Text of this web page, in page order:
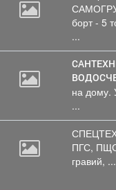
борт - 5
...
САНТЕХНИКА - ПОВЕРКА
на дому.
...
ПГС,
гравий, ...